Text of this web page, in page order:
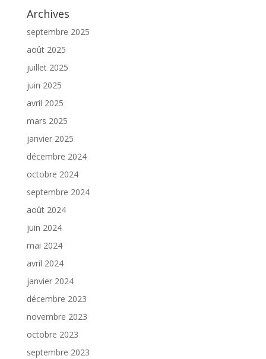
Archives
septembre 2025
août 2025
juillet 2025
juin 2025
avril 2025
mars 2025
janvier 2025
décembre 2024
octobre 2024
septembre 2024
août 2024
juin 2024
mai 2024
avril 2024
janvier 2024
décembre 2023
novembre 2023
octobre 2023
septembre 2023